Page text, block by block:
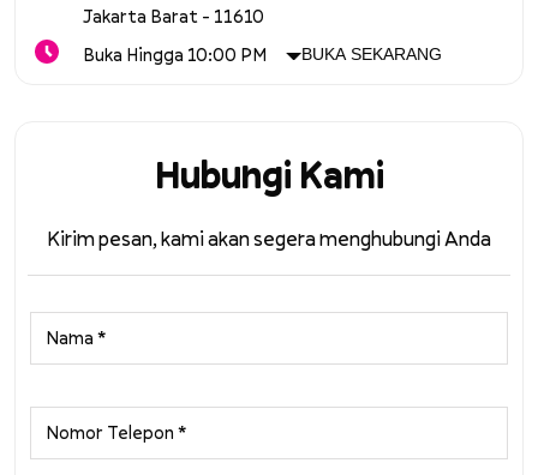
Jakarta Barat - 11610
Buka Hingga 10:00 PM
BUKA SEKARANG
Hubungi Kami
Kirim pesan, kami akan segera menghubungi Anda